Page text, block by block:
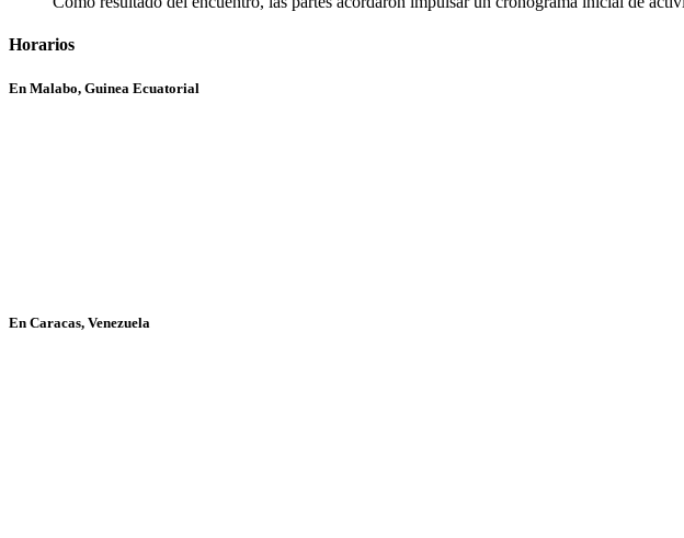
Horarios
En Malabo, Guinea Ecuatorial
En Caracas, Venezuela